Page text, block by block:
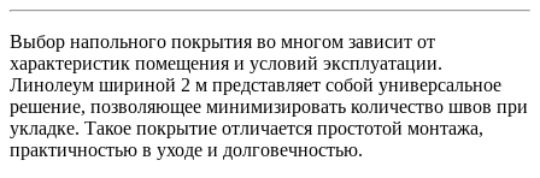
Выбор напольного покрытия во многом зависит от
характеристик помещения и условий эксплуатации.
Линолеум шириной 2 м представляет собой универсальное
решение, позволяющее минимизировать количество швов при
укладке. Такое покрытие отличается простотой монтажа,
практичностью в уходе и долговечностью.